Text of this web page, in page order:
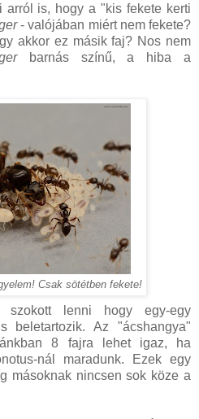
arról is, hogy a "kis fekete kerti
- valójában miért nem fekete?
akkor ez másik faj? Nos nem
barnás színű, a hiba a
Csak sötétben fekete!
szokott lenni hogy egy-egy
beletartozik. Az "ácshangya"
8 fajra lehet igaz, ha
nál maradunk. Ezek egy
másoknak nincsen sok köze a